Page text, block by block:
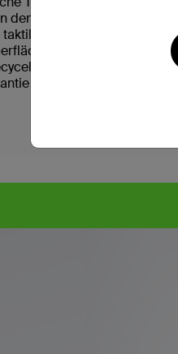
dem Display und den
taktile Rückmeldung nicht
mit angenehmer
Material hergestellt*